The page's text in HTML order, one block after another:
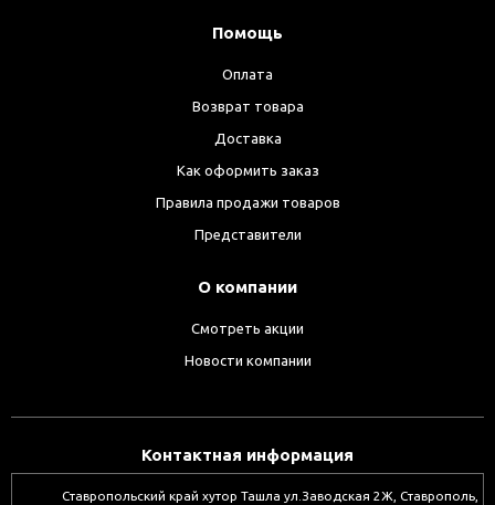
Помощь
Оплата
Возврат товара
Доставка
Как оформить заказ
Правила продажи товаров
Представители
О компании
Смотреть акции
Новости компании
Контактная информация
Ставропольский край хутор Ташла ул.Заводская 2Ж, Ставрополь,